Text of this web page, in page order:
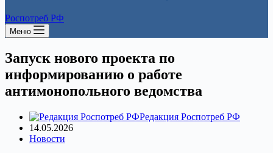
Роспотреб РФ
Меню
Запуск нового проекта по
информированию о работе
антимонопольного ведомства
Редакция Роспотреб РФ
14.05.2026
Новости